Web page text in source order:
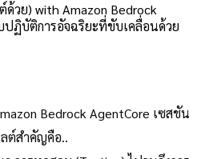
วย) with Amazon Bedrock
ปฏิบัติการอัจฉริยะที่ขับเคลื่อนด้วย
Bedrock AgentCore เซสชัน
ต์สำคัญคือ..